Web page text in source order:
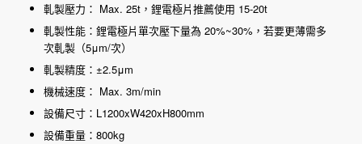
軋製壓力： Max. 25t，鋰電極片推薦使用 15-20t
軋製性能：鋰電極片單次壓下量為 20%~30%，若要更薄需多
次軋製（5μm/次）
軋製精度：±2.5μm
機械速度： Max. 3m/min
設備尺寸：L1200xW420xH800mm
設備重量：800kg